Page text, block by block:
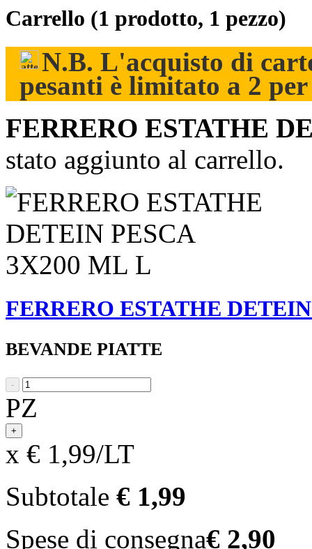
Carrello (1 prodotto, 1 pezzo)
N.B. L'acquisto di
pesanti è limitato a 2 per
FERRERO ESTATHE
stato aggiunto al carrello.
FERRERO ESTATHE
BEVANDE PIATTE
-
PZ
+
x € 1,99/LT
Subtotale € 1,99
Spese di consegna€ 2,90